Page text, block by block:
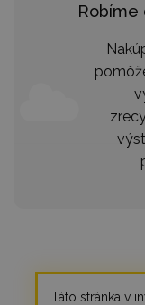
Robíme
Táto stránka v